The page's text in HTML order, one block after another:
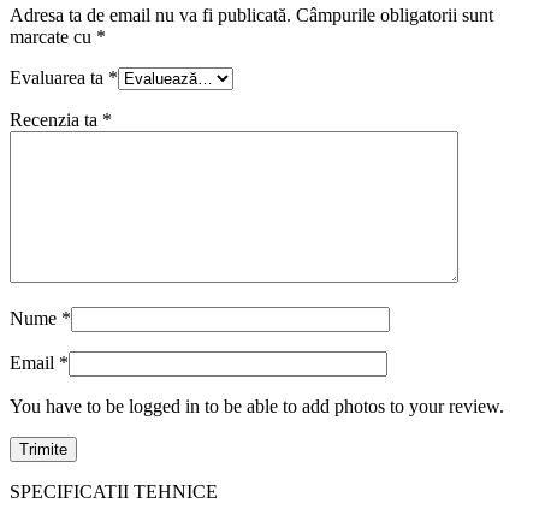
Adresa ta de email nu va fi publicată. Câmpurile obligatorii sunt
marcate cu *
Evaluarea ta *
Recenzia ta *
Nume *
Email *
You have to be logged in to be able to add photos to your review.
SPECIFICATII TEHNICE